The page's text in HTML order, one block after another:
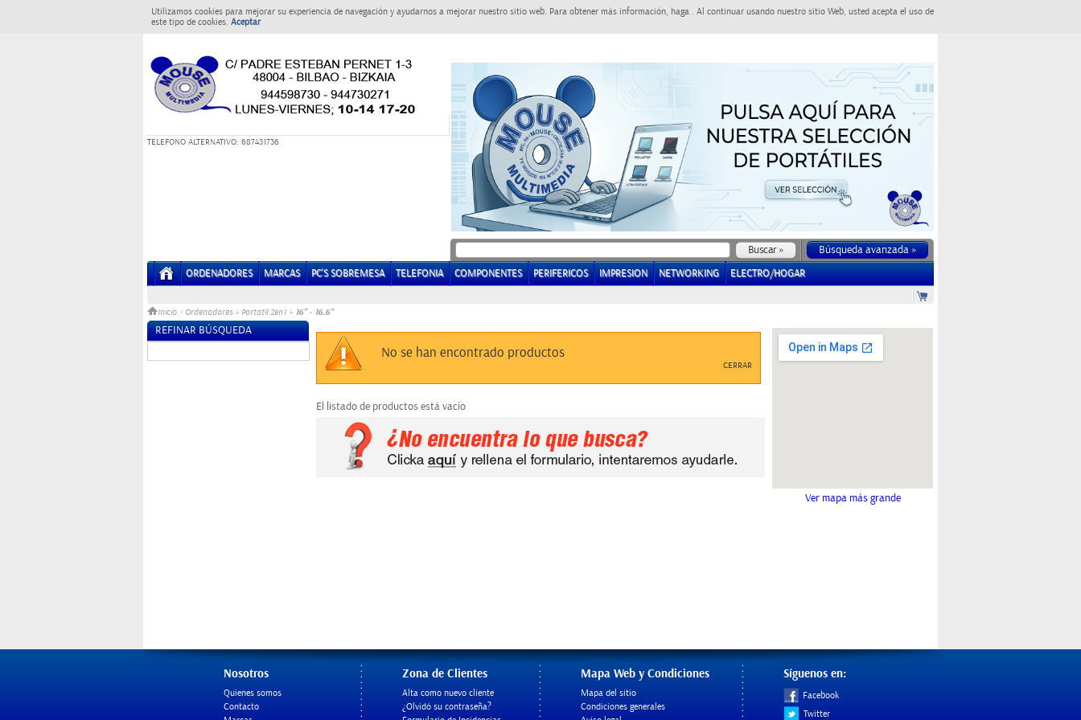
Utilizamos cookies para mejorar su experiencia de navegación y ayudarnos a mejorar nuestro sitio web. Para obtener más información, haga . Al continuar usando nuestro sitio Web, usted acepta el uso de
este tipo de cookies. Aceptar
TELEFONO ALTERNATIVO: 687431736
Búsqueda avanzada »
ORDENADORES MARCAS PC'S SOBREMESA TELEFONIA COMPONENTES PERIFERICOS IMPRESION NETWORKING ELECTRO/HOGAR
Inicio > Ordenadores » Portatil 2en1 » 16" - 16.6"
REFINAR BÚSQUEDA
No se han encontrado productos
CERRAR
El listado de productos está vacío
Ver mapa más grande
Nosotros
Quienes somos
Contacto
Zona de Clientes
Alta como nuevo cliente
¿Olvidó su contraseña?
Mapa Web y Condiciones
Mapa del sitio
Condiciones generales
Síguenos en:
Facebook
Twitter